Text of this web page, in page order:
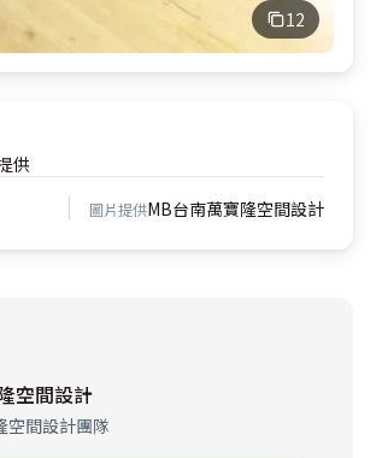
12
供
圖片提供MB台南萬寶隆空間設計
空間設計
空間設計團隊